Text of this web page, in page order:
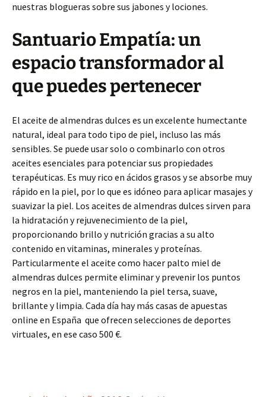
nuestras blogueras sobre sus jabones y lociones.
Santuario Empatía: un
espacio transformador al
que puedes pertenecer
El aceite de almendras dulces es un excelente humectante
natural, ideal para todo tipo de piel, incluso las más
sensibles. Se puede usar solo o combinarlo con otros
aceites esenciales para potenciar sus propiedades
terapéuticas. Es muy rico en ácidos grasos y se absorbe muy
rápido en la piel, por lo que es idóneo para aplicar masajes y
suavizar la piel. Los aceites de almendras dulces sirven para
la hidratación y rejuvenecimiento de la piel,
proporcionando brillo y nutrición gracias a su alto
contenido en vitaminas, minerales y proteínas.
Particularmente el aceite como hacer palto miel de
almendras dulces permite eliminar y prevenir los puntos
negros en la piel, manteniendo la piel tersa, suave,
brillante y limpia. Cada día hay más casas de apuestas
online en España que ofrecen selecciones de deportes
virtuales, en ese caso 500 €.